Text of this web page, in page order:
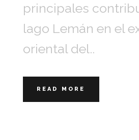
principales
lago Lemán en el
oriental del..
READ MORE